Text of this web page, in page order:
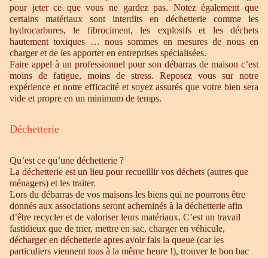
pour jeter ce que vous ne gardez pas. Notez également que
certains matériaux sont interdits en déchetterie comme les
hydrocarbures, le fibrociment, les explosifs et les déchets
hautement toxiques … nous sommes en mesures de nous en
charger et de les apporter en entreprises spécialisées.
Faire appel à un professionnel pour son débarras de maison c’est
moins de fatigue, moins de stress. Reposez vous sur notre
expérience et notre efficacité et soyez assurés que votre bien sera
vide et propre en un minimum de temps.
Déchetterie
Qu’est ce qu’une déchetterie ?
La déchetterie est un lieu pour recueillir vos déchets (autres que
ménagers) et les traiter.
Lors du débarras de vos maisons les biens qui ne pourrons être
donnés aux associations seront acheminés à la déchetterie afin
d’être recycler et de valoriser leurs matériaux. C’est un travail
fastidieux que de trier, mettre en sac, charger en véhicule,
décharger en déchetterie apres avoir fais la queue (car les
particuliers viennent tous à la même heure !), trouver le bon bac